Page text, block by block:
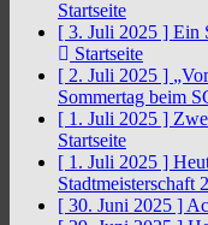
Startseite
[ 3. Juli 2025 ] Ein
Startseite
[ 2. Juli 2025 ]
Sommertag beim
[ 1. Juli 2025 ]
Startseite
[ 1. Juli 2025 ]
Stadtmeisterschaft
[ 30. Juni 2025 ]